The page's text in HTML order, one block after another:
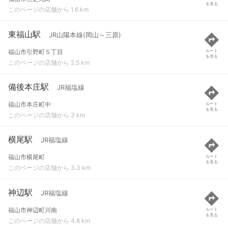
このページの店舗から 1.6 km
を見る
東福山駅 JR山陽本線(岡山～三原)
福山市引野町５丁目
このページの店舗から 2.5 km
ルート
を見る
備後本庄駅 JR福塩線
福山市本庄町中
このページの店舗から 3 km
ルート
を見る
横尾駅 JR福塩線
福山市横尾町
このページの店舗から 3.3 km
ルート
を見る
神辺駅 JR福塩線
福山市神辺町川南
このページの店舗から 4.8 km
ルート
を見る